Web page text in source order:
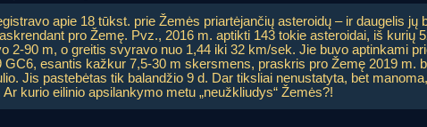
apie 18 tūkst. prie Žemės priartėjančių asteroidų – ir daugelis jų
pro Žemę. Pvz., 2016 m. aptikti 143 tokie asteroidai, iš kurių
2-90 m, o greitis svyravo nuo 1,44 iki 32 km/sek. Jie buvo aptinkami
GC6, esantis kažkur 7,5-30 m skersmens, praskris pro Žemę 2019 m.
Jis pastebėtas tik balandžio 9 d. Dar tiksliai nenustatyta, bet
kurio eilinio apsilankymo metu „neužkliudys“ Žemės?!